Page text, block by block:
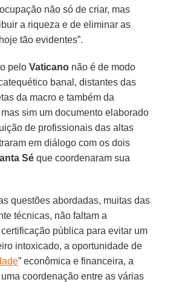
não só de criar, mas
a riqueza e de eliminar as
tão evidentes”.
peloVaticano não é de modo
banal, distantes das
da macro e também da
sim um documento elaborado
de profissionais das altas
em diálogo com os dois
Sé que coordenaram sua
questões abordadas, muitas das
técnicas, não faltam a
pública para evitar um
intoxicado, a oportunidade de
” econômica e financeira, a
coordenação entre as várias